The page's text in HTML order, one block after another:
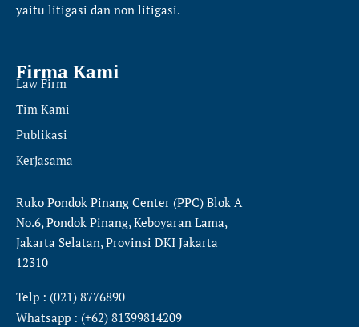
yaitu litigasi dan non litigasi.
Firma Kami
Law Firm
Tim Kami
Publikasi
Kerjasama
Ruko Pondok Pinang Center (PPC) Blok A
No.6, Pondok Pinang, Keboyaran Lama,
Jakarta Selatan, Provinsi DKI Jakarta
12310
Telp : (021) 8776890
Whatsapp : (+62) 81399814209